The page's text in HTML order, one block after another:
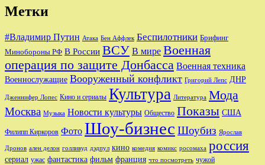
Метки
#Владимир Путин Атака Бен Аффлек Беспилотники Брифинг
Минобороны РФ В России ВСУ В мире Военная
операция по защите Донбасса Военная техника
Военнослужащие Вооруженный конфликт Григорий Лепс ДНР
Дженнифер Лопес Кино и сериалы Культура Литература Мода
Москва Музыка Новости культуры Общество Показы США
Филипп Киркоров Фото Шоу-бизнес Шоубиз Ярослав
Дронов ален делон голливуд дэдпул кино комедия комикс росомаха россия
сериал ужас фантастика фильм франция что посмотреть чужой